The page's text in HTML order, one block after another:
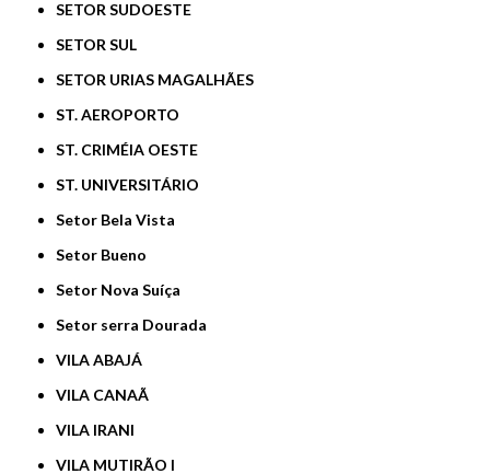
SETOR SUDOESTE
SETOR SUL
SETOR URIAS MAGALHÃES
ST. AEROPORTO
ST. CRIMÉIA OESTE
ST. UNIVERSITÁRIO
Setor Bela Vista
Setor Bueno
Setor Nova Suíça
Setor serra Dourada
VILA ABAJÁ
VILA CANAÃ
VILA IRANI
VILA MUTIRÃO I